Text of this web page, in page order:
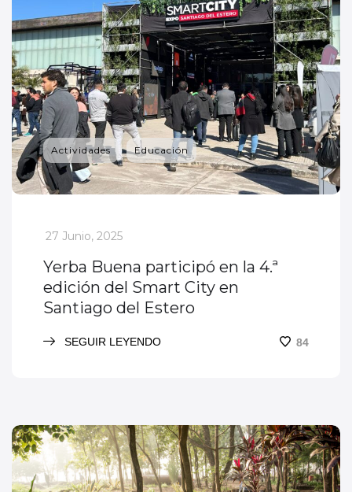
Actividades Educación
_
27 Junio, 2025
Yerba Buena participó en la 4.ª
edición del Smart City en
Santiago del Estero
SEGUIR LEYENDO 84